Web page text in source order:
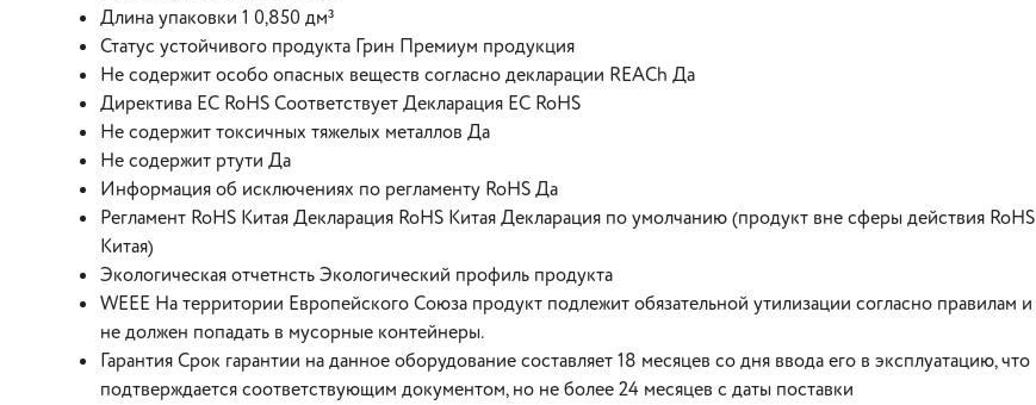
Длина упаковки 1 0,850 дм³
Статус устойчивого продукта Грин Премиум продукция
Не содержит особо опасных веществ согласно декларации REACh Да
Директива EC RoHS Соответствует Декларация ЕС RoHS
Не содержит токсичных тяжелых металлов Да
Не содержит ртути Да
Информация об исключениях по регламенту RoHS Да
Регламент RoHS Китая Декларация RoHS Китая Декларация по умолчанию (продукт вне сферы действия RoHS
Китая)
Экологическая отчетнсть Экологический профиль продукта
WEEE На территории Европейского Союза продукт подлежит обязательной утилизации согласно правилам и
не должен попадать в мусорные контейнеры.
Гарантия Срок гарантии на данное оборудование составляет 18 месяцев со дня ввода его в эксплуатацию, что
подтверждается соответствующим документом, но не более 24 месяцев с даты поставки